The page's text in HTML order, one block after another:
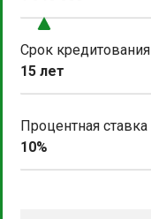
Срок кредитования
15 лет
Процентная ставка
10%